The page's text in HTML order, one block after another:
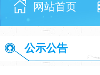
网站首页
公示公告